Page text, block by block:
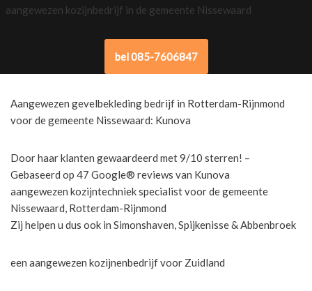
aangewezen kozijnbedrijf in de gemeente Nissewaard
bel 085-7606847
Aangewezen gevelbekleding bedrijf in Rotterdam-Rijnmond
voor de gemeente Nissewaard: Kunova
Door haar klanten gewaardeerd met 9/10 sterren! –
Gebaseerd op 47 Google® reviews van Kunova
aangewezen kozijntechniek specialist voor de gemeente
Nissewaard, Rotterdam-Rijnmond
Zij helpen u dus ook in Simonshaven, Spijkenisse & Abbenbroek
een aangewezen kozijnenbedrijf voor Zuidland